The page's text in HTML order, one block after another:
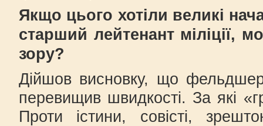
Якщо цього хотіли великі
старший лейтенант міліції,
зору?
Дійшов висновку, що
перевищив швидкості. За які
Проти істини, совісті,